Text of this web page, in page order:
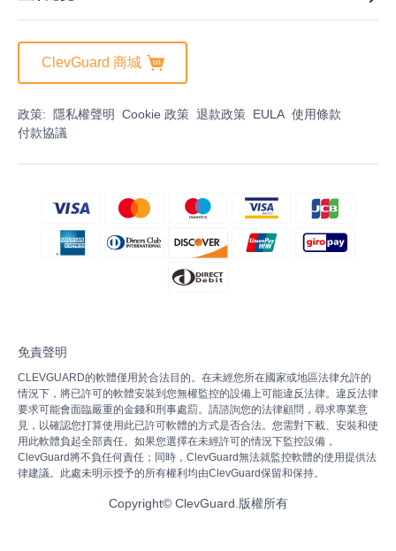
ClevGuard 商城
政策: 隱私權聲明 Cookie 政策 退款政策 EULA 使用條款
付款協議
免責聲明
CLEVGUARD的軟體僅用於合法目的。在未經您所在國家或地區法律允許的
情況下，將已許可的軟體安裝到您無權監控的設備上可能違反法律。違反法律
要求可能會面臨嚴重的金錢和刑事處罰。請諮詢您的法律顧問，尋求專業意
見，以確認您打算使用此已許可軟體的方式是否合法。您需對下載、安裝和使
用此軟體負起全部責任。如果您選擇在未經許可的情況下監控設備，
ClevGuard將不負任何責任；同時，ClevGuard無法就監控軟體的使用提供法
律建議。此處未明示授予的所有權利均由ClevGuard保留和保持。
Copyright© ClevGuard.版權所有